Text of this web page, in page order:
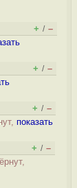
+ / –
+ / –
+ / –
показать
+ / –